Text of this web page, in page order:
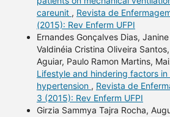
careunit , Revista de
(2015): Rev Enferm UFPI
Ernandes Gonçalves Dias,
Valdinéia Cristina Oliveira
Aguiar, Paulo Ramon Martins,
Lifestyle and hindering factors in
hypertension , Revista de
3 (2015): Rev Enferm UFPI
Girzia Sammya Tajra Rocha,